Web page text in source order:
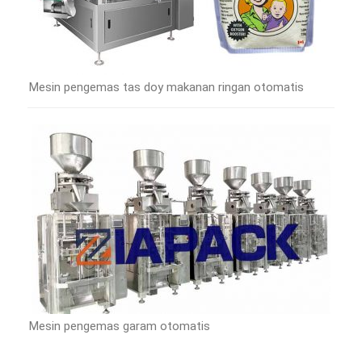
Mesin pengemas tas doy makanan ringan otomatis
Mesin pengemas garam otomatis